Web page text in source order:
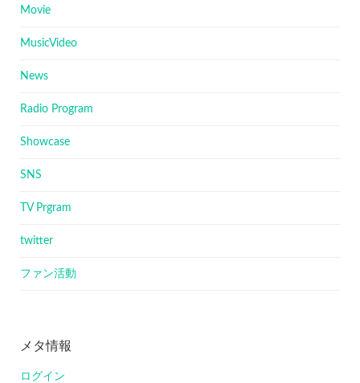
Movie
MusicVideo
News
Radio Program
Showcase
SNS
TV Prgram
twitter
ファン活動
メタ情報
ログイン